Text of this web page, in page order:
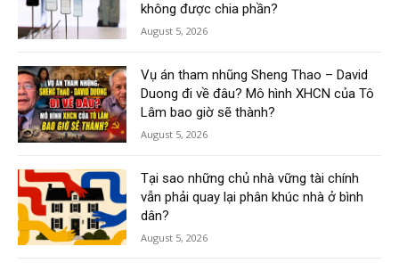
không được chia phần?
August 5, 2026
Vụ án tham nhũng Sheng Thao – David
Duong đi về đâu? Mô hình XHCN của Tô
Lâm bao giờ sẽ thành?
August 5, 2026
Tại sao những chủ nhà vững tài chính
vẫn phải quay lại phân khúc nhà ở bình
dân?
August 5, 2026